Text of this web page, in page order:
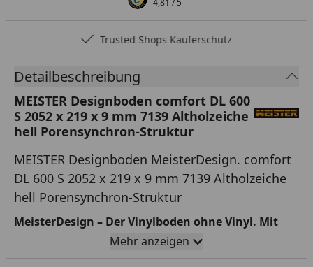
4,81/ 5
Trusted Shops Käuferschutz
Detailbeschreibung
MEISTER Designboden comfort DL 600
S 2052 x 219 x 9 mm 7139 Altholzeiche
hell Porensynchron-Struktur
MEISTER Designboden MeisterDesign. comfort
DL 600 S 2052 x 219 x 9 mm 7139 Altholzeiche
hell Porensynchron-Struktur
MeisterDesign – Der Vinylboden ohne Vinyl. Mit
allen Vorteilen von Vinyl. Ohne seine Nachteile.
Wohngesund und nachhaltig - Designböden von
Mehr anzeigen